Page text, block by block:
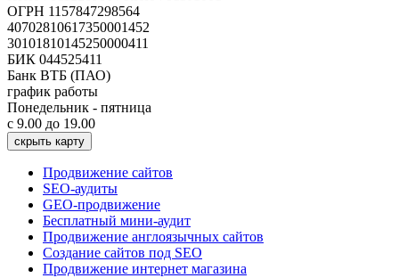
ОГРН 1157847298564
40702810617350001452
30101810145250000411
БИК 044525411
Банк ВТБ (ПАО)
график работы
Понедельник - пятница
с 9.00 до 19.00
скрыть карту
Продвижение сайтов
SEO-аудиты
GEO-продвижение
Бесплатный мини-аудит
Продвижение англоязычных сайтов
Создание сайтов под SEO
Продвижение интернет магазина